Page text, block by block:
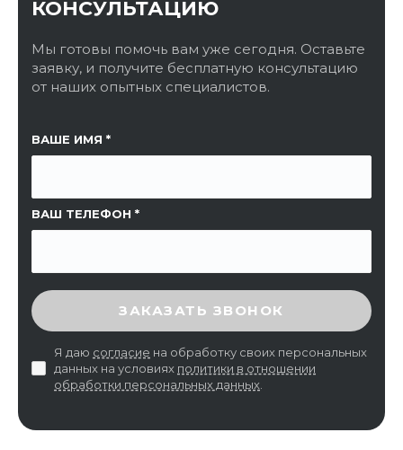
КОНСУЛЬТАЦИЮ
Мы готовы помочь вам уже сегодня. Оставьте
заявку, и получите бесплатную консультацию
от наших опытных специалистов.
ВАШЕ ИМЯ
ВАШ ТЕЛЕФОН
ССЫЛКА НА СТРАНИЦУ
ВВЕДИТЕ ПРОВЕРОЧНЫЙ КОД
ЗАКАЗАТЬ ЗВОНОК
Я даю согласие на обработку своих персональных
данных на условиях политики в отношении
обработки персональных данных